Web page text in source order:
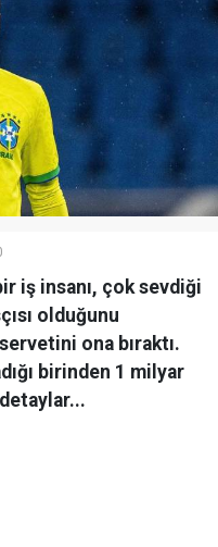
iş insanı, çok sevdiği
olduğunu
ona bıraktı.
birinden 1 milyar